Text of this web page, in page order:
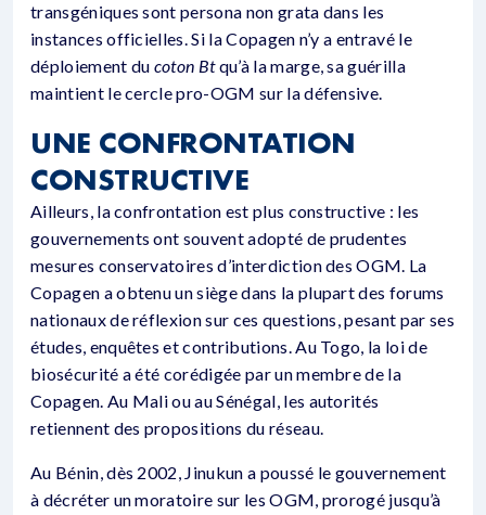
transgéniques sont persona non grata dans les
instances officielles. Si la Copagen n’y a entravé le
déploiement du coton Btqu’à la marge, sa guérilla
maintient le cercle pro-OGM sur la défensive.
UNE CONFRONTATION
CONSTRUCTIVE
Ailleurs, la confrontation est plus constructive : les
gouvernements ont souvent adopté de prudentes
mesures conservatoires d’interdiction des OGM. La
Copagen a obtenu un siège dans la plupart des forums
nationaux de réflexion sur ces questions, pesant par ses
études, enquêtes et contributions. Au Togo, la loi de
biosécurité a été corédigée par un membre de la
Copagen. Au Mali ou au Sénégal, les autorités
retiennent des propositions du réseau.
Au Bénin, dès 2002, Jinukun a poussé le gouvernement
à décréter un moratoire sur les OGM, prorogé jusqu’à